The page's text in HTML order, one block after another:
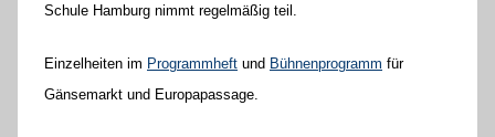
n
Schule Hamburg nimmt regelmäßig teil.
Einzelheiten im Programmheft und Bühnenprogramm für
Gänsemarkt und Europapassage.